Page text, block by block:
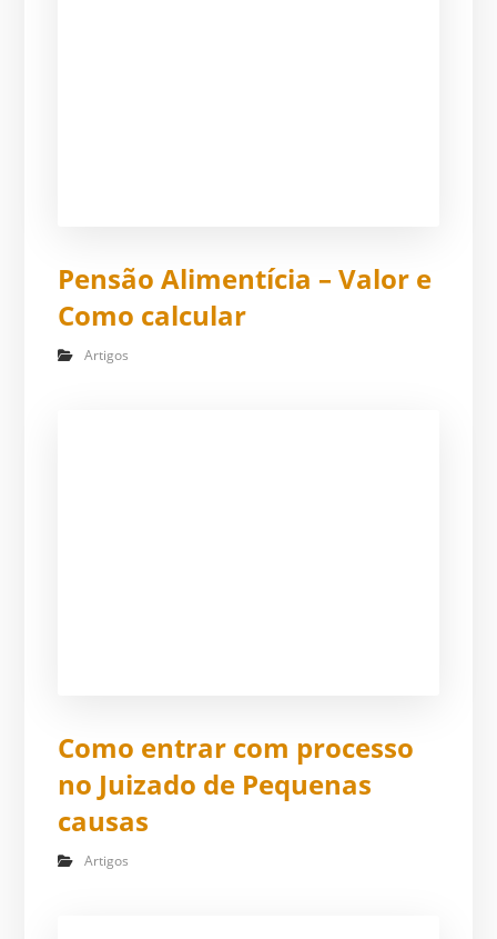
Pensão Alimentícia – Valor e
Como calcular
Artigos
Como entrar com processo
no Juizado de Pequenas
causas
Artigos